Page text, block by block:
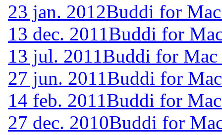
23 jan. 2012Buddi for
13 dec. 2011 Buddi for
13 jul. 2011 Buddi for
27 jun. 2011 Buddi for
14 feb. 2011 Buddi for
27 dec. 2010Buddi for